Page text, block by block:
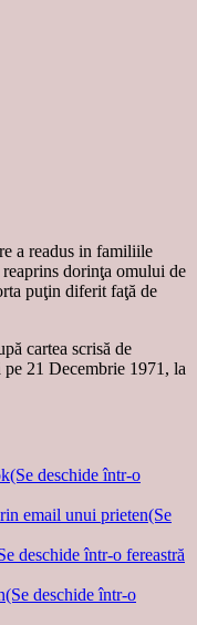
a readus in familiile
dorinţa omului de
puţin diferit faţă de
cartea scrisă de
21 Decembrie 1971, la
deschide într-o
email unui prieten(Se
deschide într-o fereastră
deschide într-o